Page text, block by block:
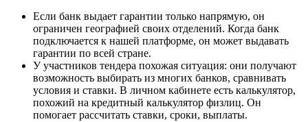
Если банк выдает гарантии только напрямую, он
ограничен географией своих отделений. Когда банк
подключается к нашей платформе, он может выдавать
гарантии по всей стране.
У участников тендера похожая ситуация: они получают
возможность выбирать из многих банков, сравнивать
условия и ставки. В личном кабинете есть калькулятор,
похожий на кредитный калькулятор физлиц. Он
помогает рассчитать ставки, сроки, выплаты.